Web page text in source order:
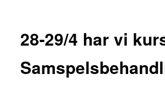
28-29/4 har vi